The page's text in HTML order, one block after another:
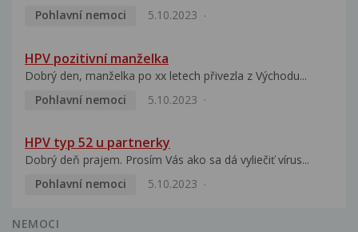
Pohlavní nemoci
5.10.2023
HPV pozitivní manželka
Dobrý den, manželka po xx letech přivezla z Východu...
Pohlavní nemoci
5.10.2023
HPV typ 52 u partnerky
Dobrý deň prajem. Prosím Vás ako sa dá vyliečiť vírus...
Pohlavní nemoci
5.10.2023
NEMOCI